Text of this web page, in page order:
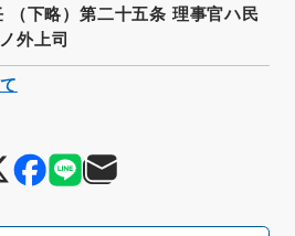
（下略）第二十五条 理事官ハ民
外上司